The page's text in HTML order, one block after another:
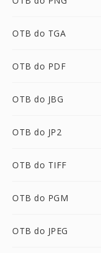
OTB do TGA
OTB do PDF
OTB do JBG
OTB do JP2
OTB do TIFF
OTB do PGM
OTB do JPEG